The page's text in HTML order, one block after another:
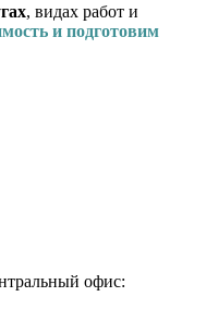
, видах работ и
и подготовим
офис: